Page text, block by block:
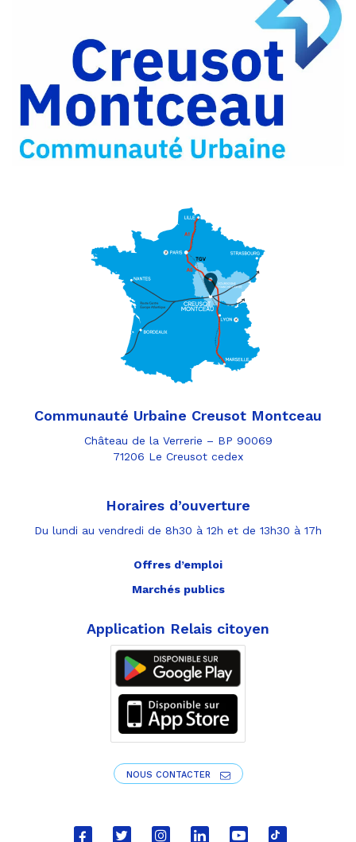
Facebook
Partager
Twitter
Partager
par
e-
mail
Communauté Urbaine Creusot Montceau
Château de la Verrerie – BP 90069
71206 Le Creusot cedex
Horaires d’ouverture
Du lundi au vendredi de 8h30 à 12h et de 13h30 à 17h
Offres d’emploi
Marchés publics
Application Relais citoyen
NOUS CONTACTER